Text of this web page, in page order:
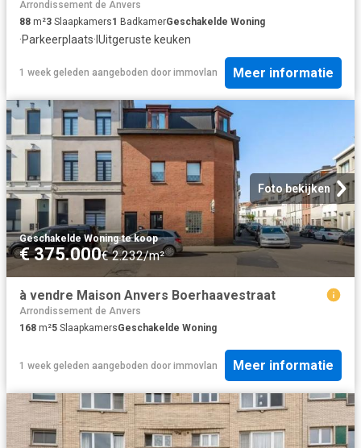
Arrondissement de Anvers
88 m²3 Slaapkamers1 BadkamerGeschakelde Woning
·Parkeerplaats· IUitgeruste keuken
1 week geleden aangeboden door immovlan Meer informatie
Foto bekijken
Geschakelde Woning·te koop
€ 375.000€ 2.232/m²
à vendre Maison Anvers Boerhaavestraat
Arrondissement de Anvers
168 m²5 SlaapkamersGeschakelde Woning
1 week geleden aangeboden door immovlan Meer informatie